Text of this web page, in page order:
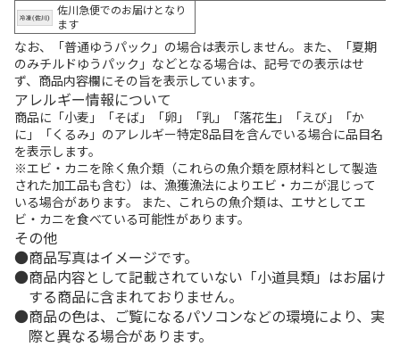
佐川急便でのお届けとなり
ます
なお、「普通ゆうパック」の場合は表示しません。また、「夏期
のみチルドゆうパック」などとなる場合は、記号での表示はせ
ず、商品内容欄にその旨を表示しています。
アレルギー情報について
商品に「小麦」「そば」「卵」「乳」「落花生」「えび」「か
に」「くるみ」のアレルギー特定8品目を含んでいる場合に品目名
を表示します。
※エビ・カニを除く魚介類（これらの魚介類を原材料として製造
された加工品も含む）は、漁獲漁法によりエビ・カニが混じって
いる場合があります。 また、これらの魚介類は、エサとしてエ
ビ・カニを食べている可能性があります。
その他
商品写真はイメージです。
商品内容として記載されていない「小道具類」はお届け
する商品に含まれておりません。
商品の色は、ご覧になるパソコンなどの環境により、実
際と異なる場合があります。